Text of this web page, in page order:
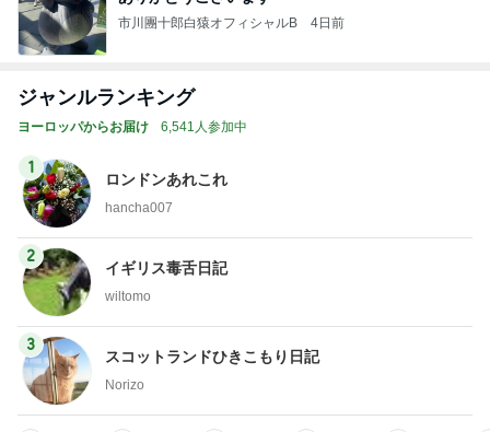
市川團十郎白猿オフィシャルB 4日前
ジャンルランキング
ヨーロッパからお届け 6,541人参加中
1
ロンドンあれこれ
hancha007
2
イギリス毒舌日記
wiltomo
3
スコットランドひきこもり日記
Norizo